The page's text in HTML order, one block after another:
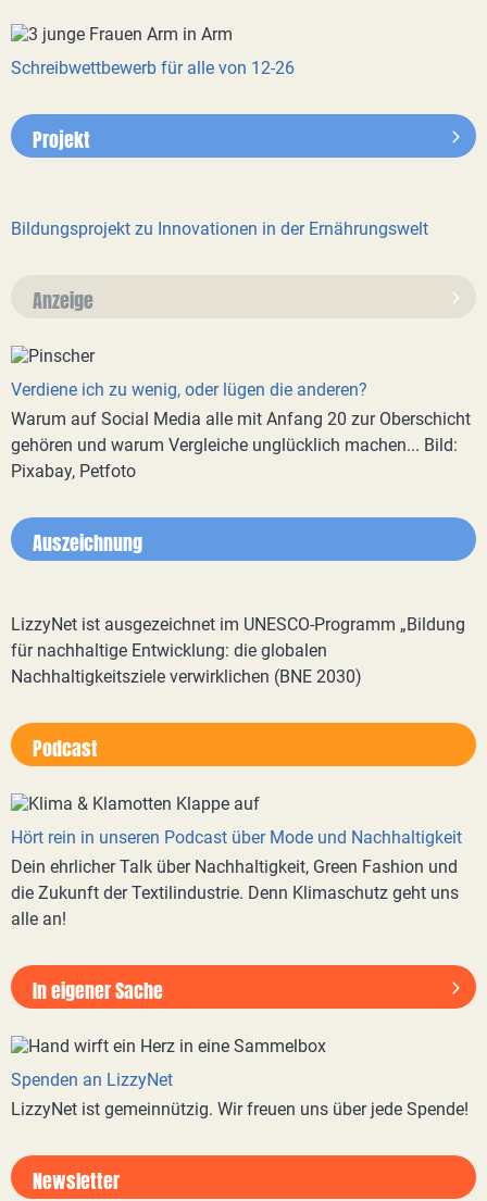
Schreibwettbewerb für alle von 12-26
Projekt
Bildungsprojekt zu Innovationen in der Ernährungswelt
Anzeige
Verdiene ich zu wenig, oder lügen die anderen?
Warum auf Social Media alle mit Anfang 20 zur Oberschicht
gehören und warum Vergleiche unglücklich machen... Bild:
Pixabay, Petfoto
Auszeichnung
LizzyNet ist ausgezeichnet im UNESCO-Programm „Bildung
für nachhaltige Entwicklung: die globalen
Nachhaltigkeitsziele verwirklichen (BNE 2030)
Podcast
Hört rein in unseren Podcast über Mode und Nachhaltigkeit
Dein ehrlicher Talk über Nachhaltigkeit, Green Fashion und
die Zukunft der Textilindustrie. Denn Klimaschutz geht uns
alle an!
In eigener Sache
Spenden an LizzyNet
LizzyNet ist gemeinnützig. Wir freuen uns über jede Spende!
Newsletter